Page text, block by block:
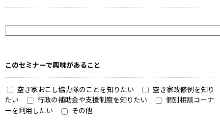
このセミナーで興味があること
空き家おこし協力隊のことを知りたい
空き家改修例を知り
たい
行政の補助金や支援制度を知りたい
個別相談コーナ
ーを利用したい
その他